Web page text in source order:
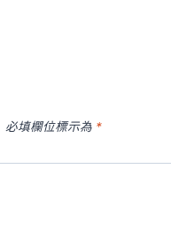
必填欄位標示為 *